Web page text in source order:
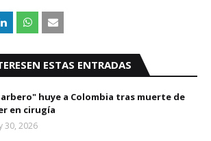
ESTAS ENTRADAS
huye a Colombia tras muerte de
en cirugía
30, 2026